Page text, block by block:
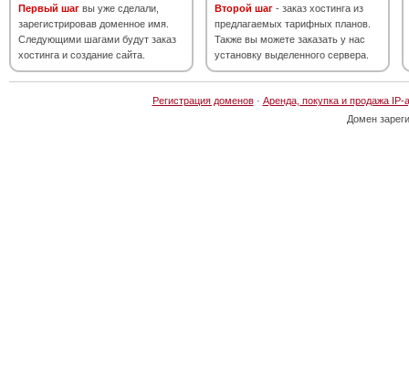
Первый шаг вы уже сделали,
зарегистрировав доменное имя.
Следующими шагами будут заказ
хостинга и создание сайта.
Второй шаг - заказ хостинга из
предлагаемых тарифных планов.
Также вы можете заказать у нас
установку выделенного сервера.
Регистрация доменов· Аренда, покупка и продажа IP-
Домен